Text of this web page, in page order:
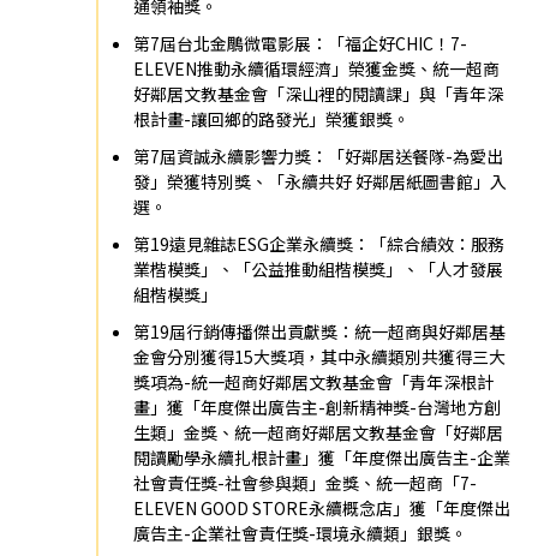
通領袖獎。
第7屆台北金鵰微電影展：「福企好CHIC！7-
ELEVEN推動永續循環經濟」榮獲金獎、統一超商
好鄰居文教基金會「深山裡的閱讀課」與「青年深
根計畫-讓回鄉的路發光」榮獲銀獎。
第7屆資誠永續影響力獎：「好鄰居送餐隊-為愛出
發」榮獲特別獎、「永續共好 好鄰居紙圖書館」入
選。
第19遠見雜誌ESG企業永續獎：「綜合績效：服務
業楷模獎」、「公益推動組楷模獎」、「人才發展
組楷模獎」
第19屆行銷傳播傑出貢獻獎：統一超商與好鄰居基
金會分別獲得15大獎項，其中永續類別共獲得三大
獎項為-統一超商好鄰居文教基金會「青年深根計
畫」獲「年度傑出廣告主-創新精神獎-台灣地方創
生類」金獎、統一超商好鄰居文教基金會「好鄰居
閱讀勵學永續扎根計畫」獲「年度傑出廣告主-企業
社會責任獎-社會參與類」金獎、統一超商「7-
ELEVEN GOOD STORE永續概念店」獲「年度傑出
廣告主-企業社會責任獎-環境永續類」銀獎。